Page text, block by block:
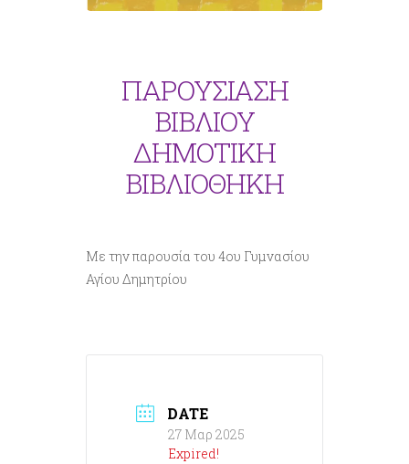
ΠΑΡΟΥΣΙΑΣΗ
ΒΙΒΛΙΟΥ
ΔΗΜΟΤΙΚΗ
ΒΙΒΛΙΟΘΗΚΗ
Με την παρουσία του 4ου Γυμνασίου
Αγίου Δημητρίου
DATE
27 Μαρ 2025
Expired!